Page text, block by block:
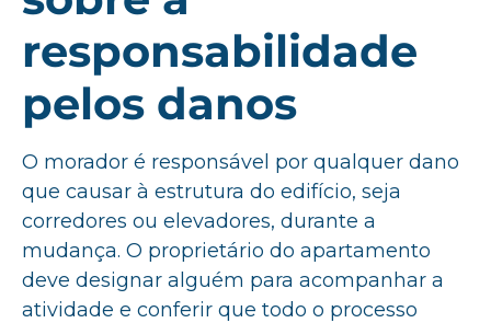
responsabilidade
pelos danos
O morador é responsável por qualquer dano
que causar à estrutura do edifício, seja
corredores ou elevadores, durante a
mudança. O proprietário do apartamento
deve designar alguém para acompanhar a
atividade e conferir que todo o processo